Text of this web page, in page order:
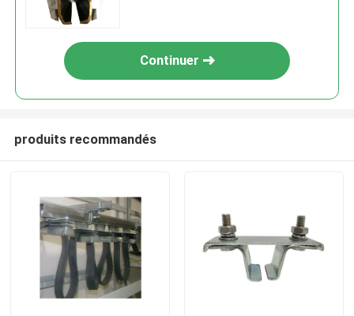
Continuer
produits recommandés